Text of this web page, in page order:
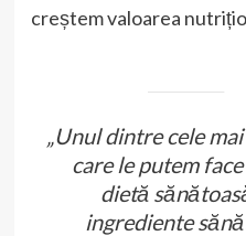
creștem valoarea
„Unul dintre cele
care le putem
dietă
ingrediente